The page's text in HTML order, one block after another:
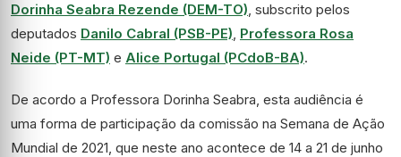
Dorinha Seabra Rezende (DEM-TO), subscrito pelos
deputados Danilo Cabral (PSB-PE), Professora Rosa
Neide (PT-MT) e Alice Portugal (PCdoB-BA).
De acordo a Professora Dorinha Seabra, esta audiência é
uma forma de participação da comissão na Semana de Ação
Mundial de 2021, que neste ano acontece de 14 a 21 de junho